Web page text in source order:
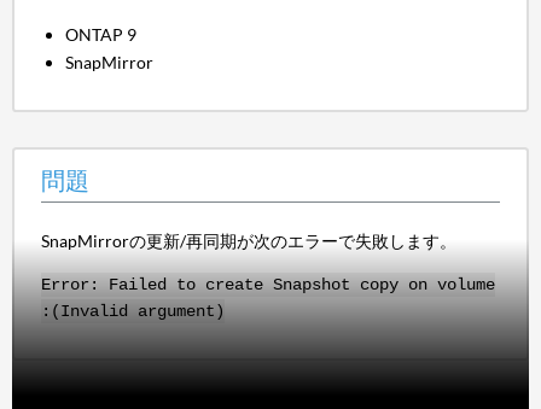
ONTAP 9
SnapMirror
問題
SnapMirrorの更新/再同期が次のエラーで失敗します。
Error: Failed to create Snapshot copy on volume
: (Invalid argument)